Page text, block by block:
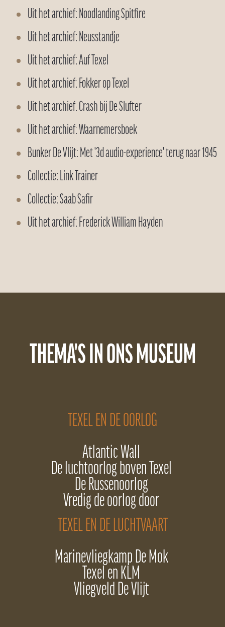
Uit het archief: Noodlanding Spitfire
Uit het archief: Neusstandje
Uit het archief: Auf Texel
Uit het archief: Fokker op Texel
Uit het archief: Crash bij De Slufter
Uit het archief: Waarnemersboek
Bunker De Vlijt: Met '3d audio-experience' terug naar 1945
Collectie: Link Trainer
Collectie: Saab Safir
Uit het archief: Frederick William Hayden
THEMA'S IN ONS MUSEUM
TEXEL EN DE OORLOG
Atlantic Wall
De luchtoorlog boven Texel
De Russenoorlog
Vredig de oorlog door
TEXEL EN DE LUCHTVAART
Marinevliegkamp De Mok
Texel en KLM
Vliegveld De Vlijt